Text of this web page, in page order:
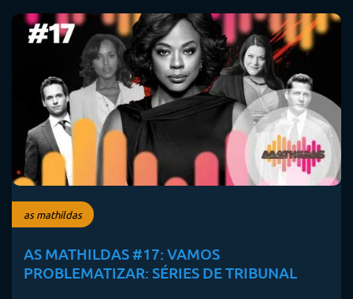
as mathildas
AS MATHILDAS #17: VAMOS
PROBLEMATIZAR: SÉRIES DE TRIBUNAL